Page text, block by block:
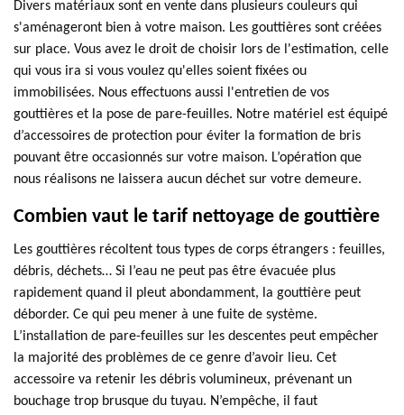
Divers matériaux sont en vente dans plusieurs couleurs qui
s'aménageront bien à votre maison. Les gouttières sont créées
sur place. Vous avez le droit de choisir lors de l'estimation, celle
qui vous ira si vous voulez qu'elles soient fixées ou
immobilisées. Nous effectuons aussi l'entretien de vos
gouttières et la pose de pare-feuilles. Notre matériel est équipé
d’accessoires de protection pour éviter la formation de bris
pouvant être occasionnés sur votre maison. L’opération que
nous réalisons ne laissera aucun déchet sur votre demeure.
Combien vaut le tarif nettoyage de gouttière
Les gouttières récoltent tous types de corps étrangers : feuilles,
débris, déchets… Si l’eau ne peut pas être évacuée plus
rapidement quand il pleut abondamment, la gouttière peut
déborder. Ce qui peu mener à une fuite de système.
L’installation de pare-feuilles sur les descentes peut empêcher
la majorité des problèmes de ce genre d’avoir lieu. Cet
accessoire va retenir les débris volumineux, prévenant un
bouchage trop brusque du tuyau. N’empêche, il faut